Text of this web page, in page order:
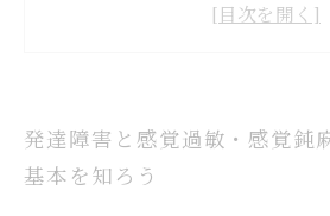
発達障害の感覚過敏・感覚鈍麻
ために
発達障害の感覚過敏とは？具体
を解説
発達障害と感覚過敏・感覚鈍
基本を知ろう